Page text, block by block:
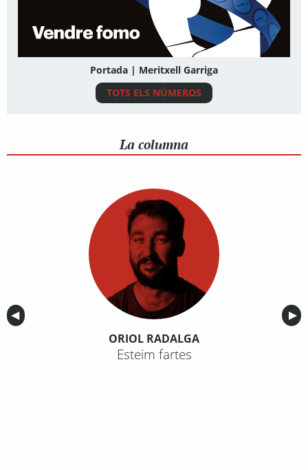
Portada | Meritxell Garriga
TOTS ELS NÚMEROS
La columna
Anterior
◀︎ ▶︎
ORIOL RADALGA
Esteim fartes